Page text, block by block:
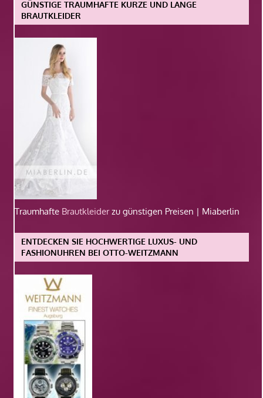
GÜNSTIGE TRAUMHAFTE KURZE UND LANGE
BRAUTKLEIDER
Traumhafte Brautkleiderzu günstigen Preisen | Miaberlin
ENTDECKEN SIE HOCHWERTIGE LUXUS- UND
FASHIONUHREN BEI OTTO-WEITZMANN